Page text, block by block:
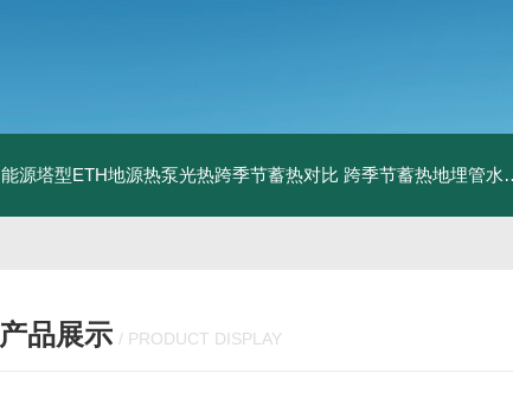
能源塔型ETH地源热泵光热跨季节蓄热对比 跨季节蓄热地埋管水池湖面储热技术研究对比
产品展示 / PRODUCT DISPLAY